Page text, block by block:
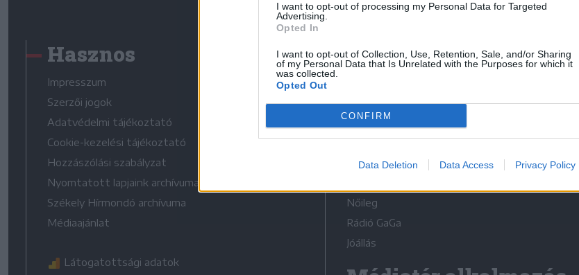
I want to opt-out of processing my Personal Data for Targeted
Advertising.
Opted In
I want to opt-out of Collection, Use, Retention, Sale, and/or Sharing
of my Personal Data that Is Unrelated with the Purposes for which it
was collected.
Opted Out
CONFIRM
Data Deletion Data Access Privacy Policy
Hasznos
Impresszum
Szerzői jogok
Adatvédelmi tájékoztató
Cookie-kezelési tájékoztató
Hozzászólási szabályzat
Nyomtatott lapjaink archívuma
Székely Hírmondó archívuma
Médiaajánlat
Látogatottsági adatok
Médiatér
Liget
Krónika
Bihari Napló
Erdélyi Napló
Nőileg
Rádió GaGa
Jóállás